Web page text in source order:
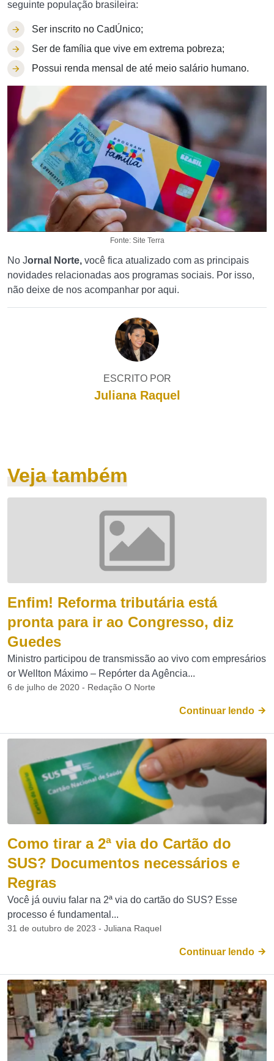
seguinte população brasileira:
Ser inscrito no CadÚnico;
Ser de família que vive em extrema pobreza;
Possui renda mensal de até meio salário humano.
Fonte: Site Terra
No Jornal Norte, você fica atualizado com as principais
novidades relacionadas aos programas sociais. Por isso,
não deixe de nos acompanhar por aqui.
ESCRITO POR
Juliana Raquel
Veja também
Enfim! Reforma tributária está
pronta para ir ao Congresso, diz
Guedes
Ministro participou de transmissão ao vivo com empresários
or Wellton Máximo – Repórter da Agência...
6 de julho de 2020 - Redação O Norte
Continuar lendo
Como tirar a 2ª via do Cartão do
SUS? Documentos necessários e
Regras
Você já ouviu falar na 2ª via do cartão do SUS? Esse
processo é fundamental...
31 de outubro de 2023 - Juliana Raquel
Continuar lendo